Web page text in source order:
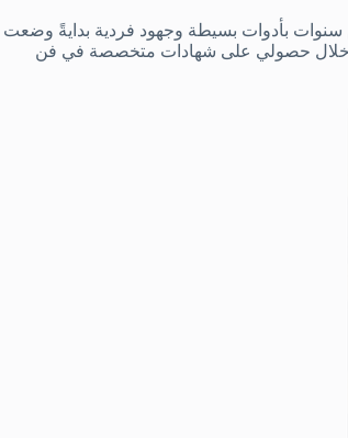
بأدوات بسيطة وجهود فردية بدايةً وضعت
من خلال حصولي على شهادات متخصصة في فن